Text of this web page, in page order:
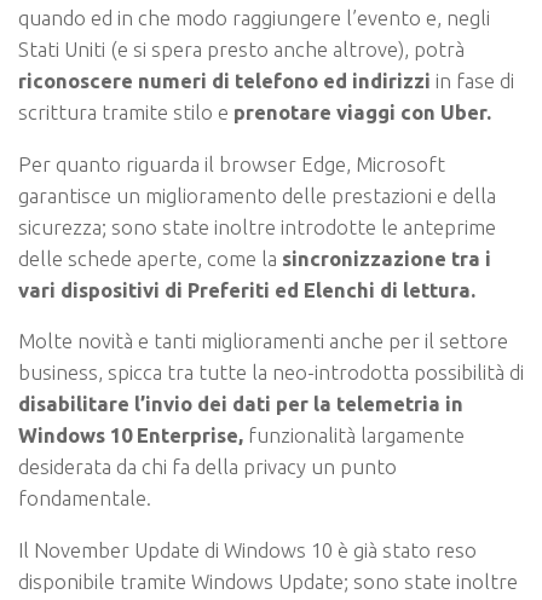
quando ed in che modo raggiungere l’evento e, negli
Stati Uniti (e si spera presto anche altrove), potrà
riconoscere numeri di telefono ed indirizzi in fase di
scrittura tramite stilo e prenotare viaggi con Uber.
Per quanto riguarda il browser Edge, Microsoft
garantisce un miglioramento delle prestazioni e della
sicurezza; sono state inoltre introdotte le anteprime
delle schede aperte, come la sincronizzazione tra i
vari dispositivi di Preferiti ed Elenchi di lettura.
Molte novità e tanti miglioramenti anche per il settore
business, spicca tra tutte la neo-introdotta possibilità di
disabilitare l’invio dei dati per la telemetria in
Windows 10 Enterprise, funzionalità largamente
desiderata da chi fa della privacy un punto
fondamentale.
Il November Update di Windows 10 è già stato reso
disponibile tramite Windows Update; sono state inoltre